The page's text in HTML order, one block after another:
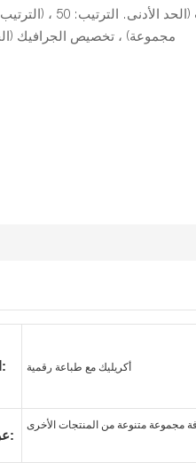
مجموعة) ، تخصيص الجرافيك (الحد
المواد / النهاية: أكريليك مع طباعة رقمية
عرض المنتجات: